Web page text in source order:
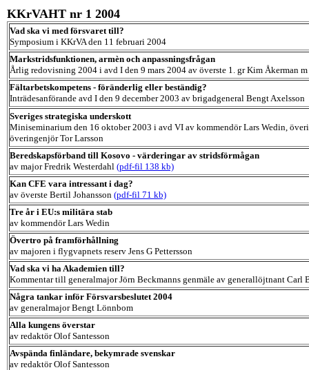
KKrVAHT nr 1 2004
Vad ska vi med försvaret till?
Symposium i KKrVA den 11 februari 2004
Markstridsfunktionen, armèn och anpassningsfrågan
Årlig redovisning 2004 i avd I den 9 mars 2004 av överste 1. gr Kim Åkerman
Fältarbetskompetens - föränderlig eller beständig?
Inträdesanförande avd I den 9 december 2003 av brigadgeneral Bengt Axelsson
Sveriges strategiska underskott
Miniseminarium den 16 oktober 2003 i avd VI av kommendör Lars Wedin,
överingenjör Tor Larsson
Beredskapsförband till Kosovo - värderingar av stridsförmågan
av major Fredrik Westerdahl (pdf-fil 138 kb)
Kan CFE vara intressant i dag?
av överste Bertil Johansson (pdf-fil 71 kb)
Tre år i EU:s militära stab
av kommendör Lars Wedin
Övertro på framförhållning
av majoren i flygvapnets reserv Jens G Pettersson
Vad ska vi ha Akademien till?
Kommentar till generalmajor Jörn Beckmanns genmäle av generallöjtnant Carl
Några tankar inför Försvarsbeslutet 2004
av generalmajor Bengt Lönnbom
Alla kungens överstar
av redaktör Olof Santesson
Avspända finländare, bekymrade svenskar
av redaktör Olof Santesson